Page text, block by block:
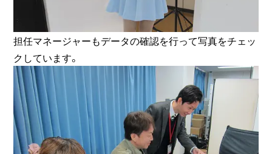
担任マネージャーもデータの確認を行って写真をチェッ
クしています。